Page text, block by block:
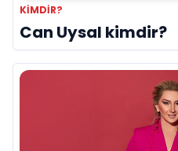
KIMDIR?
Can Uysal kimdir?